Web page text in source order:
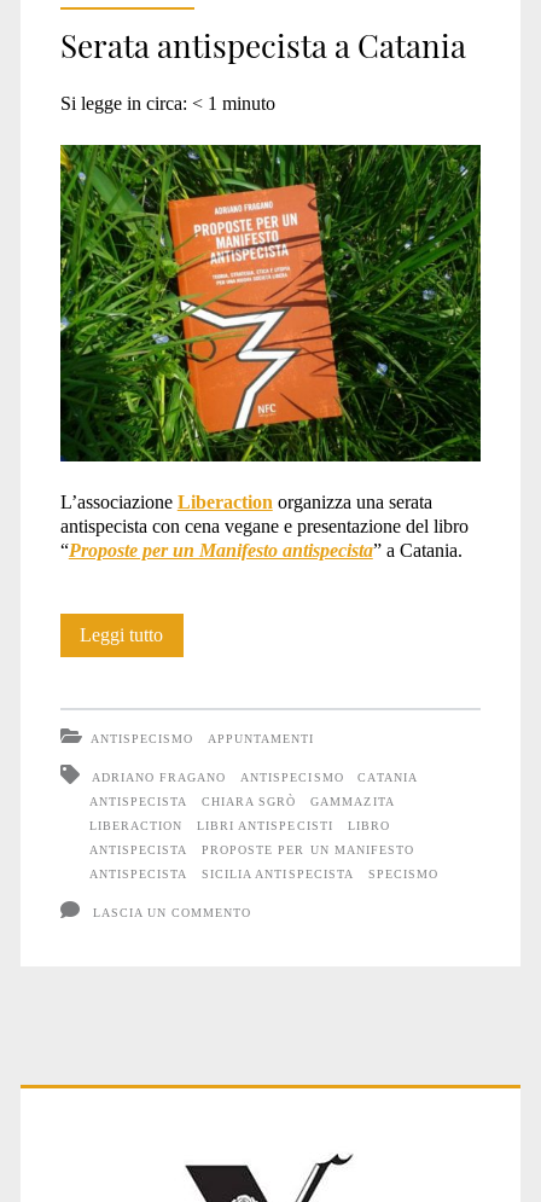
Serata antispecista a Catania
Si legge in circa: < 1 minuto
L’associazione Liberaction organizza una serata
antispecista con cena vegane e presentazione del libro
“Proposte per un Manifesto antispecista” a Catania.
Leggi tuttoSerata
ANTISPECISMO APPUNTAMENTI
ADRIANO FRAGANO ANTISPECISMO
CATANIA
ANTISPECISTA
CHIARA SGRÒ
GAMMAZITA
LIBERACTION
LIBRI ANTISPECISTI
LIBRO
ANTISPECISTA
PROPOSTE PER UN MANIFESTO
ANTISPECISTA
SICILIA ANTISPECISTA SPECISMO
LASCIA UN COMMENTO
Primary